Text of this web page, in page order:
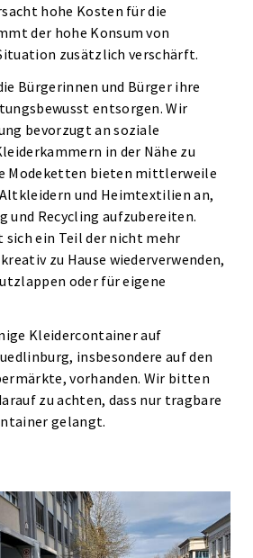
hohe Kosten für die
der hohe Konsum von
zusätzlich verschärft.
Bürgerinnen und Bürger ihre
entsorgen. Wir
bevorzugt an soziale
in der Nähe zu
Modeketten bieten mittlerweile
und Heimtextilien an,
und Recycling aufzubereiten.
sich ein Teil der nicht mehr
zu Hause wiederverwenden,
oder für eigene
Kleidercontainer auf
insbesondere auf den
vorhanden. Wir bitten
zu achten, dass nur tragbare
gelangt.